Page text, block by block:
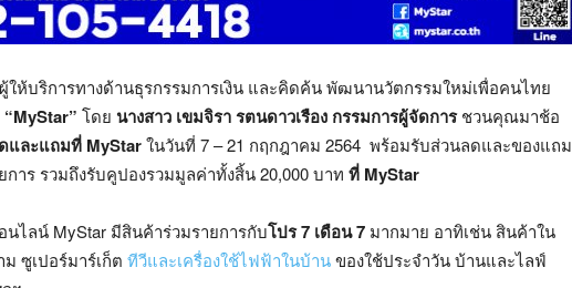
ผู้ให้บริการทางด้านธุรกรรมการเงิน และคิดค้น พัฒนานวัตกรรมใหม่เพื่อคนไทย
“MyStar” โดย นางสาว เขมจิรา รตนดาวเรือง กรรมการผู้จัดการชวนคุณมาช้อ
และแถมที่ MyStarในวันที่ 7 – 21 กฤกฎาคม 2564 พร้อมรับส่วนลดและของแถม
าร รวมถึงรับคูปองรวมมูลค่าทั้งสิ้น 20,000 บาท ที่ MyStar
ไลน์ MyStar มีสินค้าร่วมรายการกับโปร 7 เดือน 7 มากมาย อาทิเช่น สินค้าใน
ซูเปอร์มาร์เก็ต ทีวีและเครื่องใช้ไฟฟ้าในบ้านของใช้ประจำวัน บ้านและไลฟ์